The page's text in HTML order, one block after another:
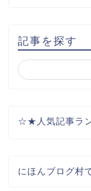
記事を探す
☆★人気記事ラ
にほんブログ村